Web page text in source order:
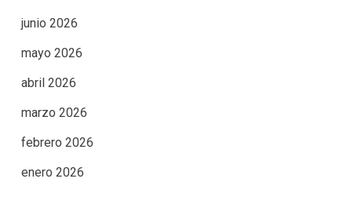
junio 2026
mayo 2026
abril 2026
marzo 2026
febrero 2026
enero 2026